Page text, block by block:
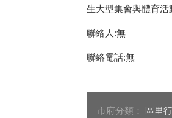
生大型集會與體育
聯絡人:無
聯絡電話:無
市府分類： 區里